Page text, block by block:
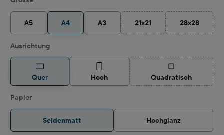
A5 A4 A3 21x21
(Diese Option ist zurzeit
28x28
(Diese
Ausrichtungauswählen
Quer Hoch Quadratisch(Diese Option ist
Papierauswählen
Seidenmatt Hochglanz